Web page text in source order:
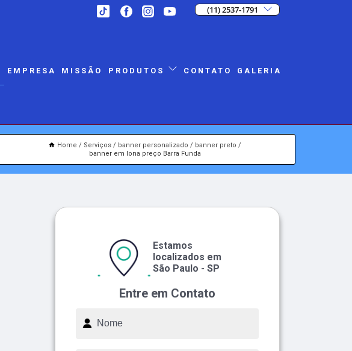
(11) 2537-1791
EMPRESA MISSÃO PRODUTOS CONTATO GALERIA
Home Serviços banner personalizado
banner preto
banner em lona preço Barra Funda
Entre em Contato
Estamos
localizados em
São Paulo - SP